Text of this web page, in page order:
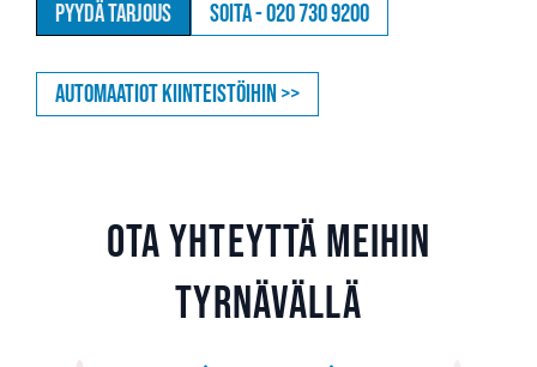
Pyydä tarjous Soita - 020 730 9200
Automaatiot kiinteistöihin >>
Ota yhteyttä meihin
Tyrnävällä